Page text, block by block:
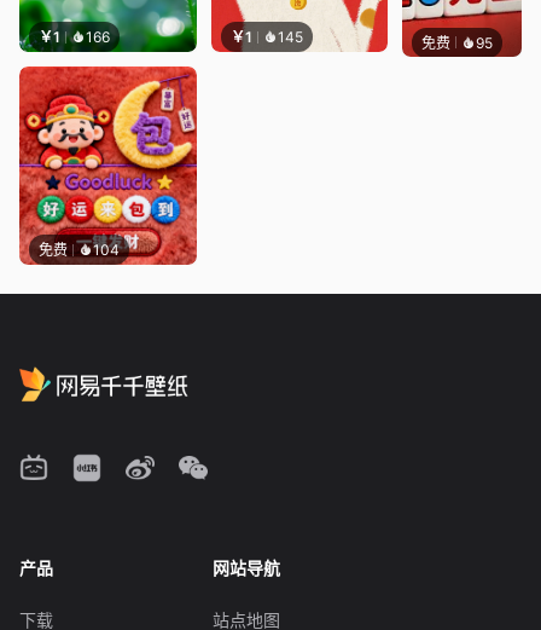
￥1 166 ￥1 145
免费 104
免费 95 好看
产品
下载
网站导航
站点地图